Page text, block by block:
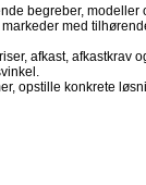
begreber, modeller
med
afkast, afkastkrav
opstille konkrete